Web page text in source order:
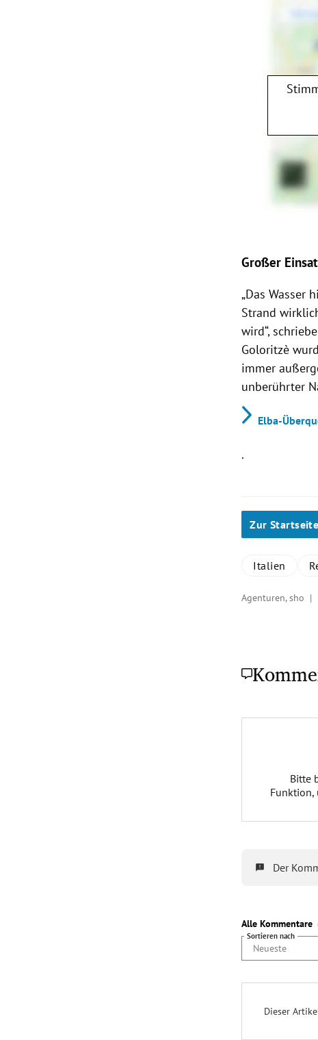
Großer
„Das Wasser
Strand
wird“,
Goloritzè
immer
unberührter
Elba-
.
Zur Startseite
Italien
Agenturen, sho |